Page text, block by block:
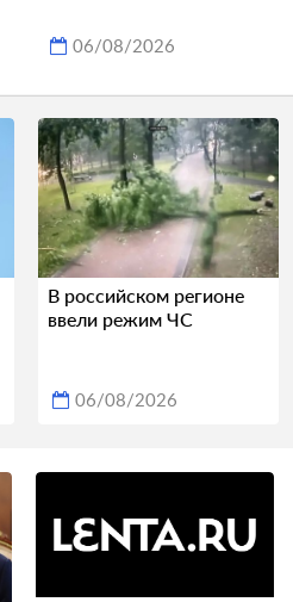
06/08/2026
В российском регионе
ввели режим ЧС
06/08/2026